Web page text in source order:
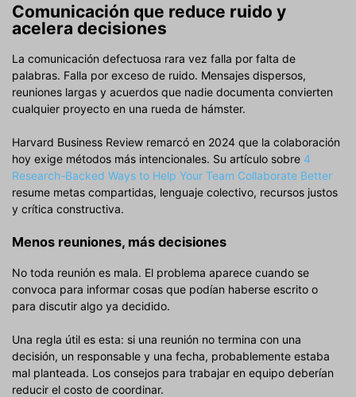
Comunicación que reduce ruido y
acelera decisiones
La comunicación defectuosa rara vez falla por falta de
palabras. Falla por exceso de ruido. Mensajes dispersos,
reuniones largas y acuerdos que nadie documenta convierten
cualquier proyecto en una rueda de hámster.
Harvard Business Review remarcó en 2024 que la colaboración
hoy exige métodos más intencionales. Su artículo sobre 4
Research-Backed Ways to Help Your Team Collaborate Better
resume metas compartidas, lenguaje colectivo, recursos justos
y crítica constructiva.
Menos reuniones, más decisiones
No toda reunión es mala. El problema aparece cuando se
convoca para informar cosas que podían haberse escrito o
para discutir algo ya decidido.
Una regla útil es esta: si una reunión no termina con una
decisión, un responsable y una fecha, probablemente estaba
mal planteada. Los consejos para trabajar en equipo deberían
reducir el costo de coordinar.